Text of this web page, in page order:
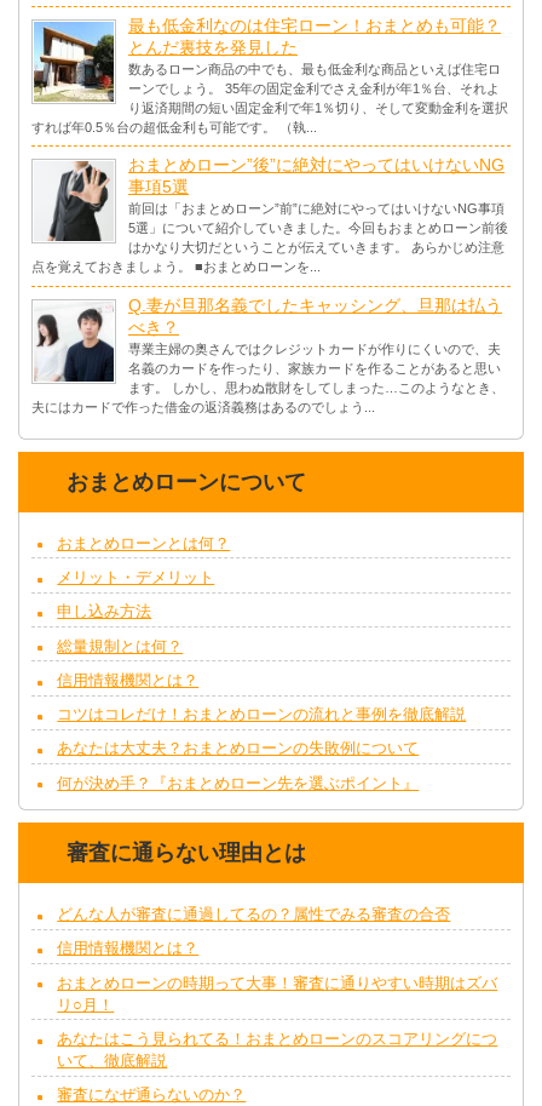
最も低金利なのは住宅ローン！おまとめも可能？
とんだ裏技を発見した
数あるローン商品の中でも、最も低金利な商品といえば住宅ロ
ーンでしょう。 35年の固定金利でさえ金利が年1％台、それよ
り返済期間の短い固定金利で年1％切り、そして変動金利を選択
すれば年0.5％台の超低金利も可能です。 （執...
おまとめローン”後”に絶対にやってはいけないNG
事項5選
前回は「おまとめローン”前”に絶対にやってはいけないNG事項
5選」について紹介していきました。今回もおまとめローン前後
はかなり大切だということが伝えていきます。 あらかじめ注意
点を覚えておきましょう。 ■おまとめローンを...
Q.妻が旦那名義でしたキャッシング、旦那は払う
べき？
専業主婦の奥さんではクレジットカードが作りにくいので、夫
名義のカードを作ったり、家族カードを作ることがあると思い
ます。 しかし、思わぬ散財をしてしまった…このようなとき、
夫にはカードで作った借金の返済義務はあるのでしょう...
おまとめローンについて
おまとめローンとは何？
メリット・デメリット
申し込み方法
総量規制とは何？
信用情報機関とは？
コツはコレだけ！おまとめローンの流れと事例を徹底解説
あなたは大丈夫？おまとめローンの失敗例について
何が決め手？『おまとめローン先を選ぶポイント』
審査に通らない理由とは
どんな人が審査に通過してるの？属性でみる審査の合否
信用情報機関とは？
おまとめローンの時期って大事！審査に通りやすい時期はズバ
リ○月！
あなたはこう見られてる！おまとめローンのスコアリングにつ
いて、徹底解説
審査になぜ通らないのか？